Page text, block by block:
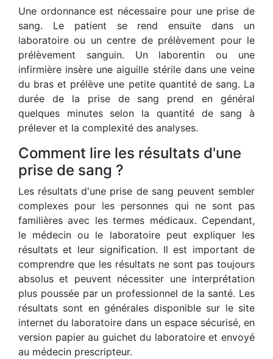
Une ordonnance est nécessaire pour une prise de
sang. Le patient se rend ensuite dans un
laboratoire ou un centre de prélèvement pour le
prélèvement sanguin. Un laborentin ou une
infirmière insère une aiguille stérile dans une veine
du bras et prélève une petite quantité de sang. La
durée de la prise de sang prend en général
quelques minutes selon la quantité de sang à
prélever et la complexité des analyses.
Comment lire les résultats d'une
prise de sang ?
Les résultats d'une prise de sang peuvent sembler
complexes pour les personnes qui ne sont pas
familières avec les termes médicaux. Cependant,
le médecin ou le laboratoire peut expliquer les
résultats et leur signification. Il est important de
comprendre que les résultats ne sont pas toujours
absolus et peuvent nécessiter une interprétation
plus poussée par un professionnel de la santé. Les
résultats sont en générales disponible sur le site
internet du laboratoire dans un espace sécurisé, en
version papier au guichet du laboratoire et envoyé
au médecin prescripteur.